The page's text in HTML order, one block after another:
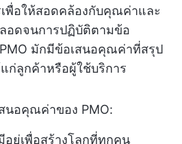
เพื่อให้สอดคล้องกับคุณค่าและ
อดจนการปฏิบัติตามข้อ
มักมีข้อเสนอคุณค่าที่สรุป
ลูกค้าหรือผู้ใช้บริการ
นอคุณค่าของ PMO:
อยู่เพื่อสร้างโลกที่ทุกคน